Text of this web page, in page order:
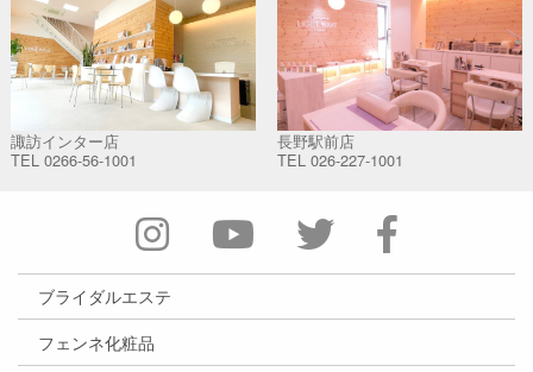
諏訪インター店
TEL 0266-56-1001
長野駅前店
TEL 026-227-1001
ブライダルエステ
フェンネ化粧品